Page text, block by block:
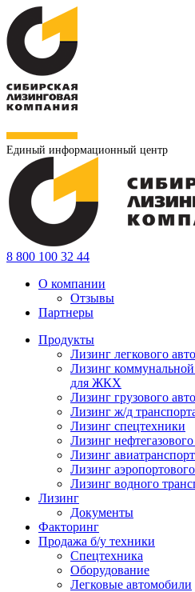
Единый информационный центр
8 800 100 32 44
О компании
Отзывы
Партнеры
Продукты
Лизинг легкового
Лизинг
для ЖКХ
Лизинг грузового
Лизинг ж/д
Лизинг спецтехники
Лизинг
Лизинг
Лизинг
Лизинг водного
Лизинг
Документы
Факторинг
Продажа б/у техники
Спецтехника
Оборудование
Легковые автомобили